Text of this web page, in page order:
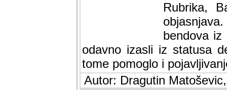
Rubrika,
bendova
odavno izasli iz statusa
tome pomoglo i
Autor: Dragutin